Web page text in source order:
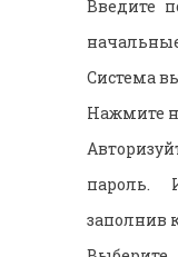
Введите
Система
Нажмите
пароль.
заполнив